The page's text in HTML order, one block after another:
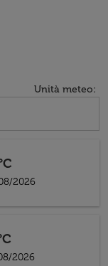
Unità meteo:
2026
2026